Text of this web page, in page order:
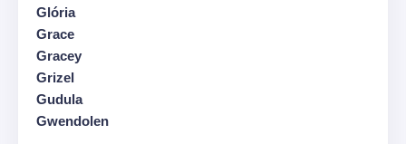
Glória
Grace
Gracey
Grizel
Gudula
Gwendolen